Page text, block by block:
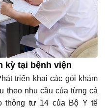
kỳ tại bệnh viện
triển khai các gói khám
theo nhu cầu của từng cá
thông tư 14 của Bộ Y tế